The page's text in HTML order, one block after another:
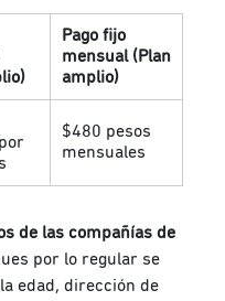
Pago fijo
mensual (Plan
amplio)
$480 pesos
mensuales
de las compañías de
por lo regular se
edad, dirección de